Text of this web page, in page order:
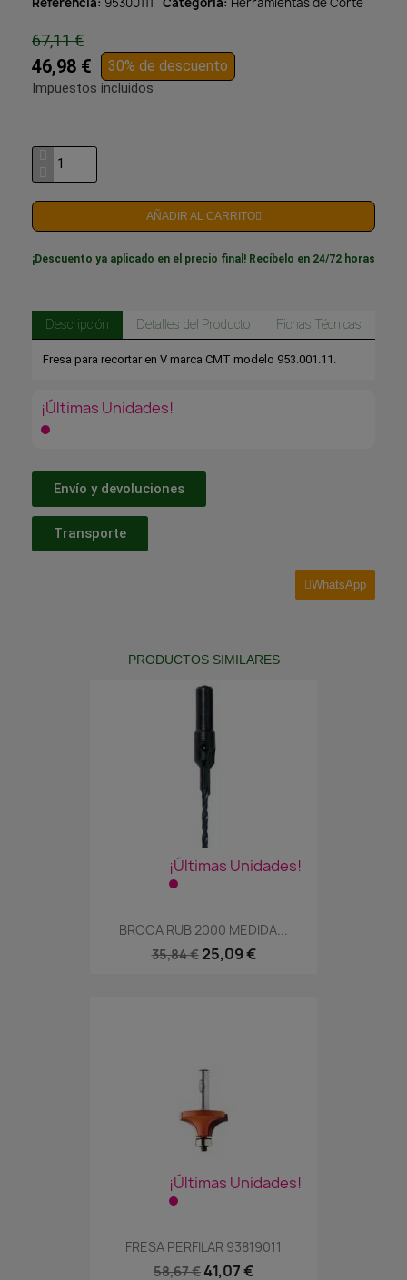
67,11 €
46,98 € 30% de descuento
Impuestos incluidos
AÑADIR AL CARRITO
¡Descuento ya aplicado en el precio final! Recíbelo en 24/72 horas
Descripción Detalles del Producto Fichas Técnicas
Fresa para recortar en V marca CMT modelo 953.001.11.
¡Últimas Unidades!
Envío y devoluciones
Transporte
WhatsApp
PRODUCTOS SIMILARES
¡Últimas Unidades!
BROCA RUB 2000 MEDIDA...
35,84 € 25,09 €
¡Últimas Unidades!
FRESA PERFILAR 93819011
58,67 € 41,07 €